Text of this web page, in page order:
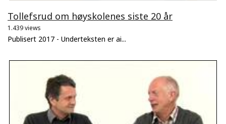
Tollefsrud om høyskolenes siste 20 år
1.439 views
Publisert 2017 - Underteksten er ai...